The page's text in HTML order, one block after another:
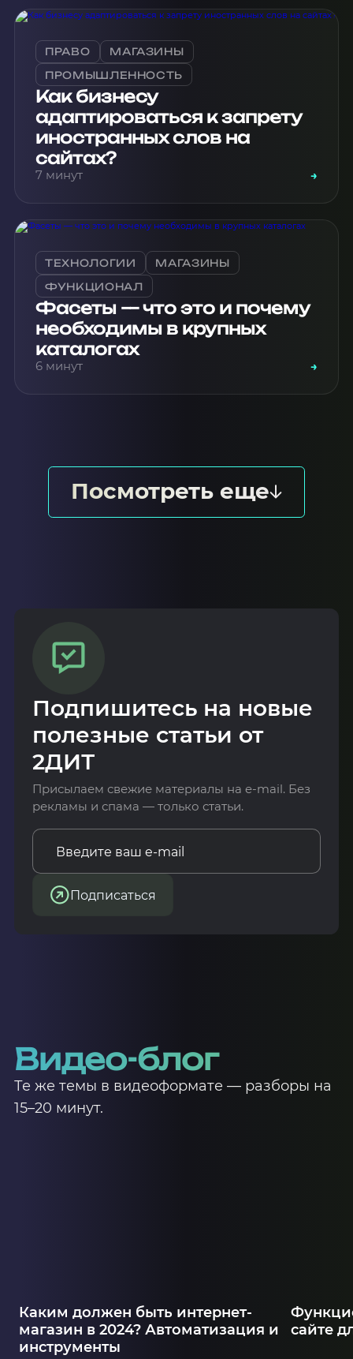
ПРАВО
МАГАЗИНЫ
ПРОМЫШЛЕННОСТЬ
Как бизнесу
адаптироваться к запрету
иностранных слов на
сайтах?
7 минут →
ТЕХНОЛОГИИ
МАГАЗИНЫ
ФУНКЦИОНАЛ
Фасеты — что это и почему
необходимы в крупных
каталогах
6 минут →
Посмотреть еще
Подпишитесь на новые
полезные статьи от
2ДИТ
Присылаем свежие материалы на e-mail. Без
рекламы и спама — только статьи.
Подписаться
Видео-блог
Те же темы в видеоформате — разборы на
15–20 минут.
Каким должен быть интернет-
магазин в 2024? Автоматизация и
инструменты
сайте